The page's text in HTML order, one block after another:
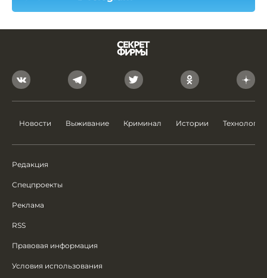
Новости Выживание Криминал Истории Технологии
Редакция
Спецпроекты
Реклама
RSS
Правовая информация
Условия использования